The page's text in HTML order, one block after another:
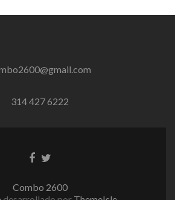
314 427 6222
EnlaceEnlace
Combo 2600